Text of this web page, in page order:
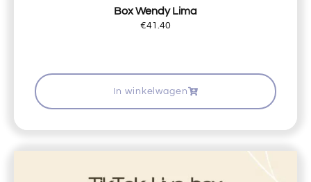
Box Wendy Lima
€41.40
In winkelwagen